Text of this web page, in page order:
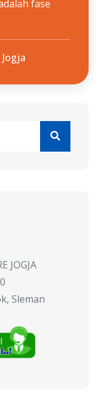
fase
JOGJA
Sleman